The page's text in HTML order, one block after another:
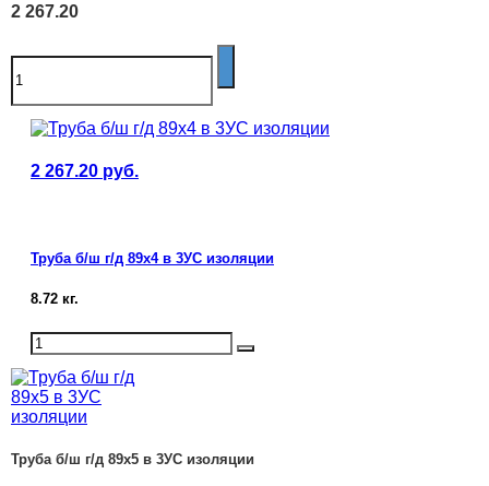
2 267.20
2 267.20 руб.
Труба б/ш г/д 89х4 в 3УС изоляции
8.72 кг.
Труба б/ш г/д 89х5 в 3УС изоляции